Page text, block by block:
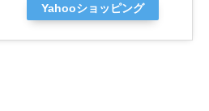
Yahooショッピング